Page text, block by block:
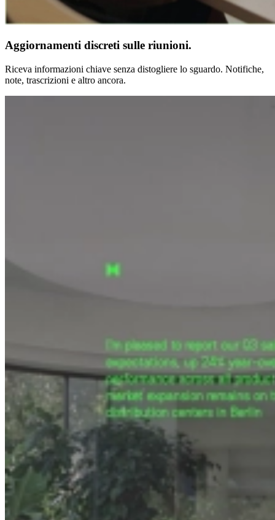
Aggiornamenti discreti sulle riunioni.
Riceva informazioni chiave senza distogliere lo sguardo. Notifiche,
note, trascrizioni e altro ancora.